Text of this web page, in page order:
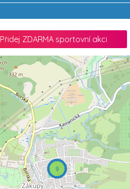
Přidej ZDARMA sportovní akci
9